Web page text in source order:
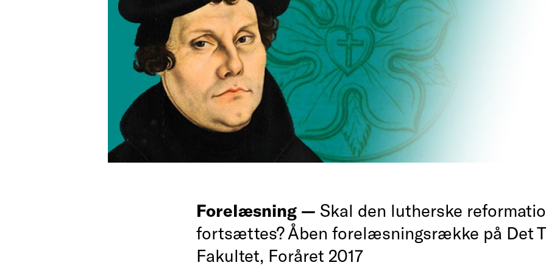
Forelæsning — Skal den lutherske
fortsættes? Åben forelæsningsrække på Det
Fakultet, Foråret 2017